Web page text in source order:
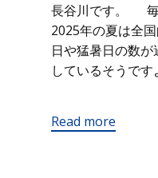
長谷川です。 毎
2025年の夏は全
日や猛暑日の数
しているそうです
Read more